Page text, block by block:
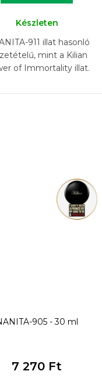
Készleten
911 illat hasonló
mint a Kilian
of Immortality illat.
905 - 30 ml
7 270 Ft